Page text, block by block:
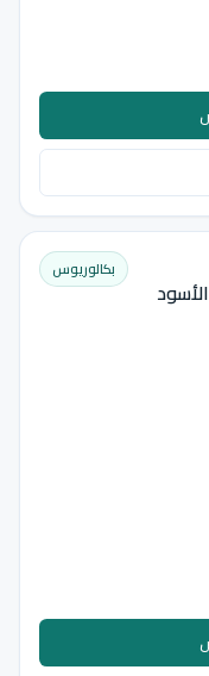
بكالوريوس